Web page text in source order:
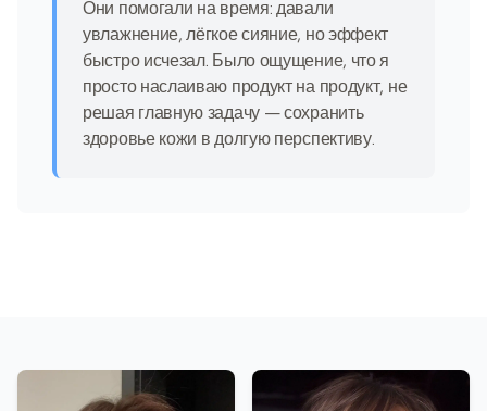
Они помогали на время: давали
увлажнение, лёгкое сияние, но эффект
быстро исчезал. Было ощущение, что я
просто наслаиваю продукт на продукт, не
решая главную задачу — сохранить
здоровье кожи в долгую перспективу.